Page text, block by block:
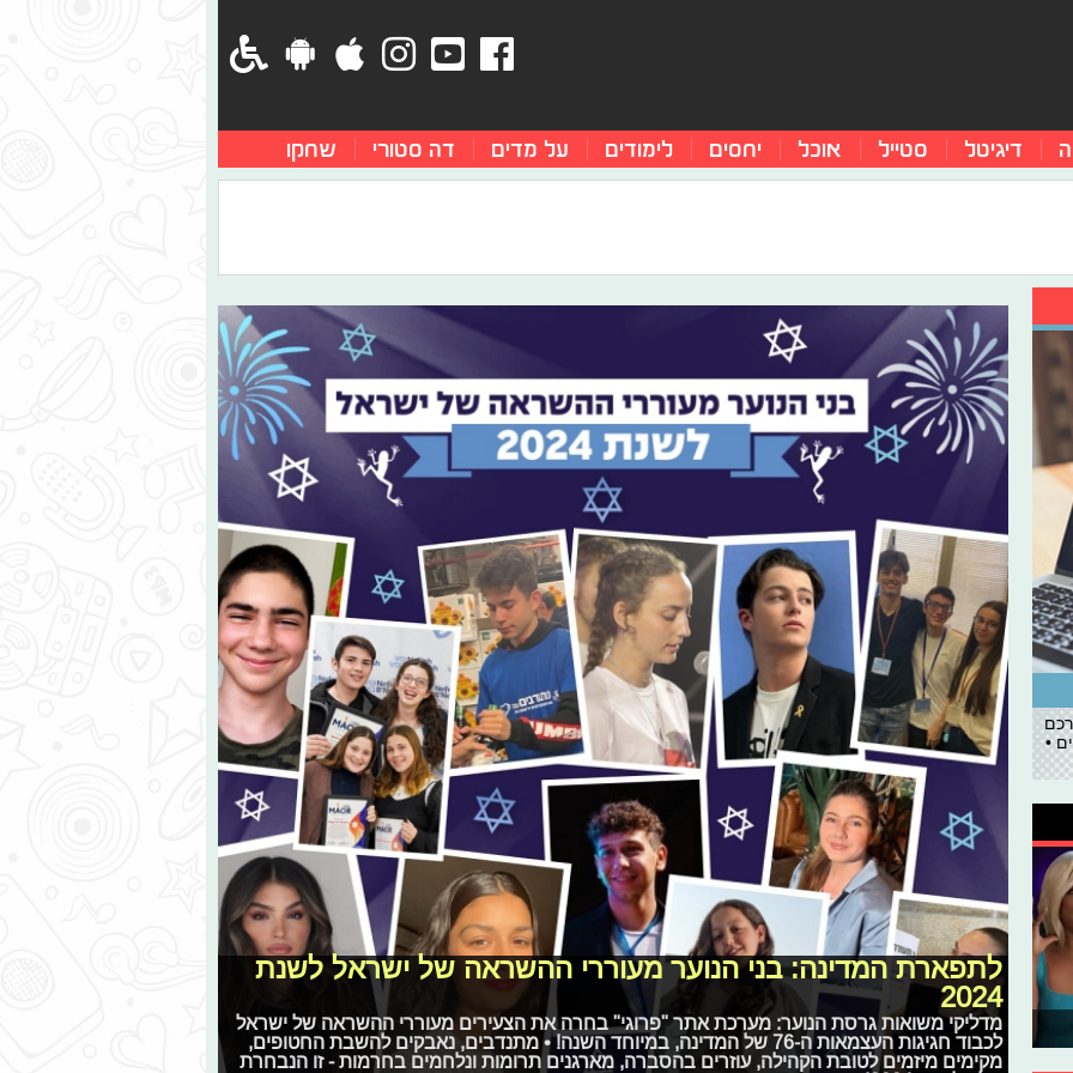
דיגיטל סטייל אוכל יחסים לימודים על מדים דה סטורי שחקו
לתפארת המדינה: בני הנוער מעוררי ההשראה של ישראל לשנת
2024
מדליקי משואות גרסת הנוער: מערכת אתר "פרוגי" בחרה את הצעירים מעוררי ההשראה של ישראל
לכבוד חגיגות העצמאות ה-76 של המדינה, במיוחד השנה! • מתנדבים, נאבקים להשבת החטופים,
מקימים מיזמים לטובת הקהילה, עוזרים בהסברה, מארגנים תרומות ונלחמים בחרמות - זו הנבחרת
•